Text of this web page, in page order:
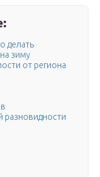
делать
зиму
от региона
разновидности